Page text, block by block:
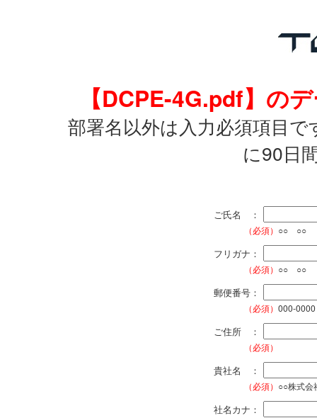
【DCPE-4G.pdf】の
部署名以外は入力必須項目
に90日
ご氏名 ：
（必須） ○○ ○○
フリガナ：
（必須） ○○ ○○
郵便番号：
（必須） 000-0000
ご住所 ：
（必須）
貴社名 ：
（必須） ○○株式会
社名カナ：